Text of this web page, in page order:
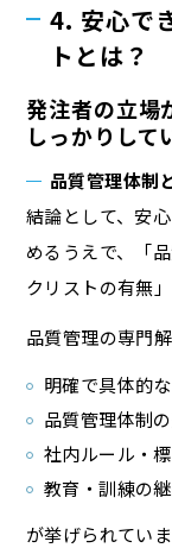
4. 安心で
トとは？
発注者の立場
しっかりして
品質管理体制
結論として、安
めるうえで、「
クリストの有無
品質管理の専門
明確で具体的
品質管理体制
社内ルール・
教育・訓練の
が挙げられていま